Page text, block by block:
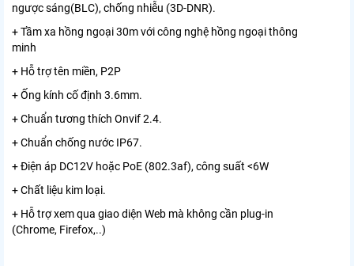
ngược sáng(BLC), chống nhiễu (3D-DNR).
+ Tầm xa hồng ngoại 30m với công nghệ hồng ngoại thông
minh
+ Hỗ trợ tên miền, P2P
+ Ống kính cố định 3.6mm.
+ Chuẩn tương thích Onvif 2.4.
+ Chuẩn chống nước IP67.
+ Điện áp DC12V hoặc PoE (802.3af), công suất <6W
+ Chất liệu kim loại.
+ Hỗ trợ xem qua giao diện Web mà không cần plug-in
(Chrome, Firefox,..)